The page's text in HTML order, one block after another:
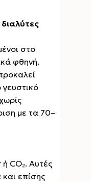
στο
φθηνή.
με τα 70–
CO₂. Αυτές
επίσης